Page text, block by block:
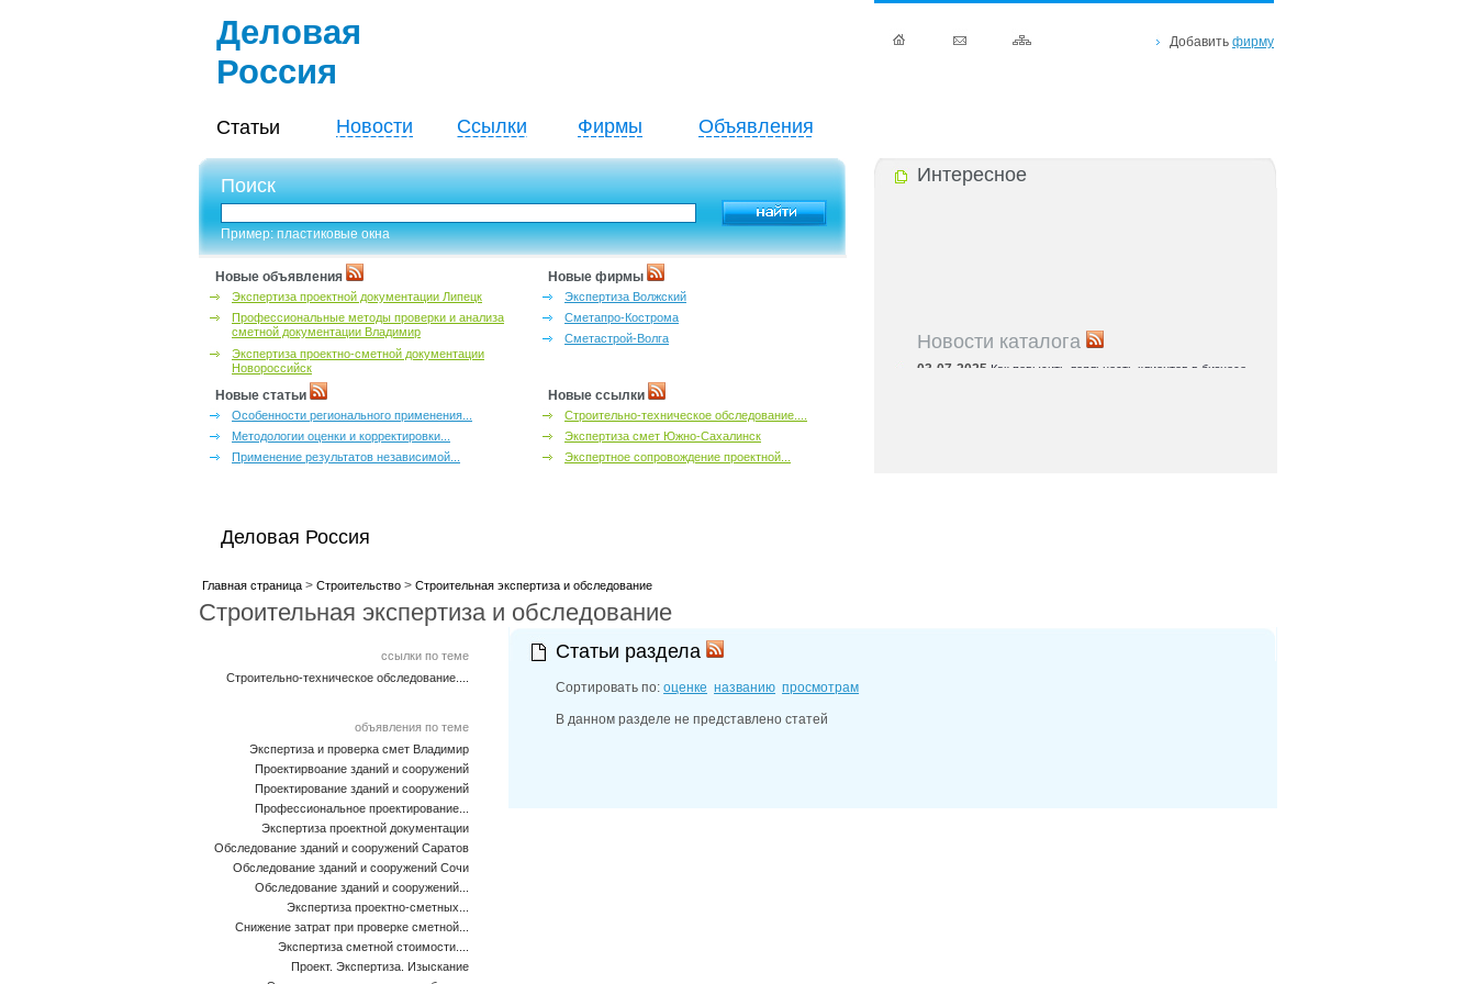
Деловая
Россия
Статьи Новости Ссылки Фирмы Объявления
Добавить фирму
Поиск
Пример: пластиковые окна
Новые объявления
Экспертиза проектной документации Липецк
Профессиональные методы проверки и анализа
сметной документации Владимир
Экспертиза проектно-сметной документации
Новороссийск
Новые фирмы
Экспертиза Волжский
Сметапро-Кострома
Сметастрой-Волга
Новые статьи
Особенности регионального применения...
Методологии оценки и корректировки...
Применение результатов независимой...
Новые ссылки
Строительно-техническое обследование....
Экспертиза смет Южно-Сахалинск
Экспертное сопровождение проектной...
Интересное
Новости каталога
03-07-2025 Как повысить лояльность клиентов в бизнесе
Деловая Россия
Главная страница > Строительство > Строительная экспертиза и обследование
Строительная экспертиза и обследование
ссылки по теме
Строительно-техническое обследование....
объявления по теме
Экспертиза и проверка смет Владимир
Проектирвоание зданий и сооружений
Проектирование зданий и сооружений
Профессиональное проектирование...
Экспертиза проектной документации
Обследование зданий и сооружений Саратов
Обследование зданий и сооружений Сочи
Обследование зданий и сооружений...
Экспертиза проектно-сметных...
Снижение затрат при проверке сметной...
Экспертиза сметной стоимости....
Проект. Экспертиза. Изыскание
Статьи раздела
Сортировать по:оценке названию просмотрам
В данном разделе не представлено статей